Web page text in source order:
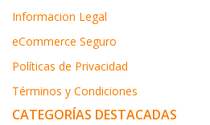
Informacion Legal
eCommerce Seguro
Políticas de Privacidad
Términos y Condiciones
CATEGORÍAS DESTACADAS